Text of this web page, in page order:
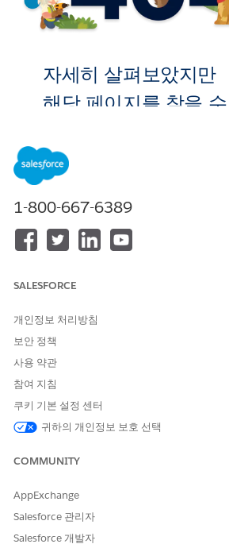
자세히 살펴보았지만
해당 페이지를 찾을 수
1-800-667-6389
SALESFORCE
개인정보 처리방침
보안 정책
사용 약관
참여 지침
쿠키 기본 설정 센터
귀하의 개인정보 보호 선택
COMMUNITY
AppExchange
Salesforce 관리자
Salesforce 개발자